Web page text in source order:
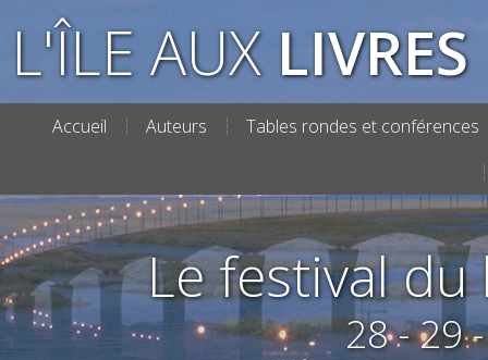
L'ÎLE AUX LIVRES
Accueil Auteurs Tables rondes et conférences
Le festival du
28 - 29